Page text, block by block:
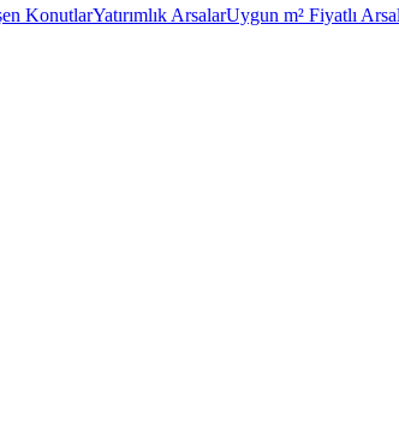
KonutlarYatırımlık ArsalarUygun m² Fiyatlı